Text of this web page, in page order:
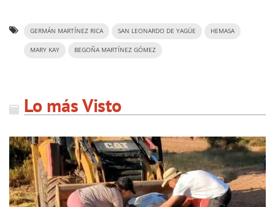
GERMÁN MARTÍNEZ RICA SAN LEONARDO DE YAGÜE HEMASA
MARY KAY BEGOÑA MARTÍNEZ GÓMEZ
Lo más Visto